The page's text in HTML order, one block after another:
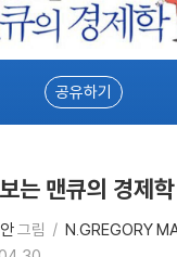
공유하기
는 맨큐의 경제
그림 N.GREGORY